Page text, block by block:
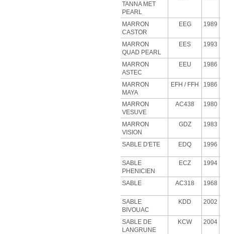
TANNA MET
PEARL
MARRON
CASTOR
EEG 1989
MARRON
QUAD PEARL
EES 1993
MARRON
ASTEC
EEU 1986
MARRON
MAYA
EFH / FFH 1986
MARRON
VESUVE
AC438 1980
MARRON
VISION
GDZ 1983
SABLE D'ETE EDQ 1996
SABLE
PHENICIEN
ECZ 1994
SABLE AC318 1968
SABLE
BIVOUAC
KDD 2002
SABLE DE
LANGRUNE
KCW 2004